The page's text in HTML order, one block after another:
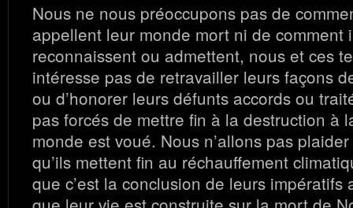
Nous ne nous préoccupons pas de
appellent leur monde mort ni de comment
reconnaissent ou admettent, nous et ces
intéresse pas de retravailler leurs façons
ou d’honorer leurs défunts accords ou
pas forcés de mettre fin à la destruction à
monde est voué. Nous n’allons pas
qu’ils mettent fin au réchauffement
que c’est la conclusion de leurs impératifs